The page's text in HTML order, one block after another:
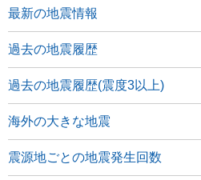
最新の地震情報
過去の地震履歴
過去の地震履歴(震度3以上)
海外の大きな地震
震源地ごとの地震発生回数